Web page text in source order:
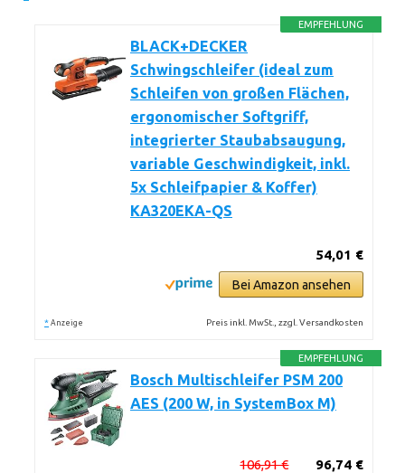
EMPFEHLUNG
BLACK+DECKER
Schwingschleifer (ideal zum
Schleifen von großen Flächen,
ergonomischer Softgriff,
integrierter Staubabsaugung,
variable Geschwindigkeit, inkl.
5x Schleifpapier & Koffer)
KA320EKA-QS
54,01 €
Bei Amazon ansehen
* Anzeige Preis inkl. MwSt., zzgl. Versandkosten
EMPFEHLUNG
Bosch Multischleifer PSM 200
AES (200 W, in SystemBox M)
96,74 €
106,91 €